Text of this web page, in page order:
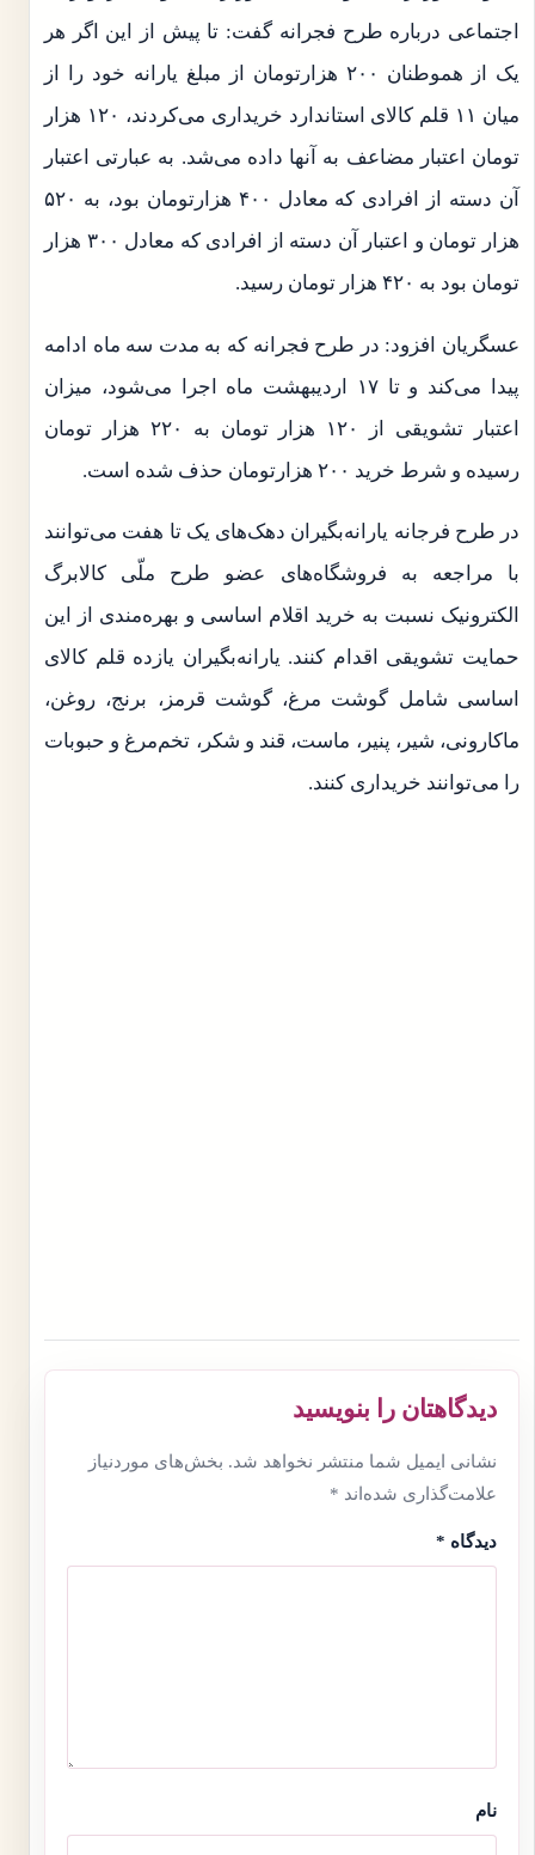
اجتماعی درباره طرح فجرانه گفت: تا پیش از این اگر هر
یک از هموطنان ۲۰۰ هزارتومان از مبلغ یارانه خود را از
میان ۱۱ قلم کالای استاندارد خریداری می‌کردند، ۱۲۰ هزار
تومان اعتبار مضاعف به آنها داده می‌شد. به عبارتی اعتبار
آن دسته از افرادی که معادل ۴۰۰ هزارتومان بود، به ۵۲۰
هزار تومان و اعتبار آن دسته از افرادی که معادل ۳۰۰ هزار
تومان بود به ۴۲۰ هزار تومان رسید.
عسگریان افزود: در طرح فجرانه که به مدت سه ماه ادامه
پیدا می‌کند و تا ۱۷ اردیبهشت ماه اجرا می‌شود، میزان
اعتبار تشویقی از ۱۲۰ هزار تومان به ۲۲۰ هزار تومان
رسیده و شرط خرید ۲۰۰ هزارتومان حذف شده است.
در طرح فرجانه یارانه‌بگیران دهک‌های یک تا هفت می‌توانند
با مراجعه به فروشگاه‌های عضو طرح ملّی کالابرگ
الکترونیک نسبت به خرید اقلام اساسی و بهره‌مندی از این
حمایت تشویقی اقدام کنند. یارانه‌بگیران یازده قلم کالای
اساسی شامل گوشت مرغ، گوشت قرمز، برنج، روغن،
ماکارونی، شیر، پنیر، ماست، قند و شکر، تخم‌مرغ و حبوبات
را می‌توانند خریداری کنند.
دیدگاهتان را بنویسید
نشانی ایمیل شما منتشر نخواهد شد. بخش‌های موردنیاز
علامت‌گذاری شده‌اند *
دیدگاه *
نام